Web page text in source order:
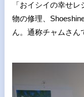
「おイシイの幸せ
物の修理、
ん。通称チャムさん